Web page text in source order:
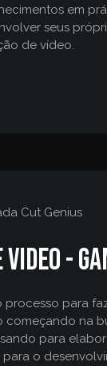
em
seus
de vídeo.
Cut Genius
video -
para
começando na
para
o